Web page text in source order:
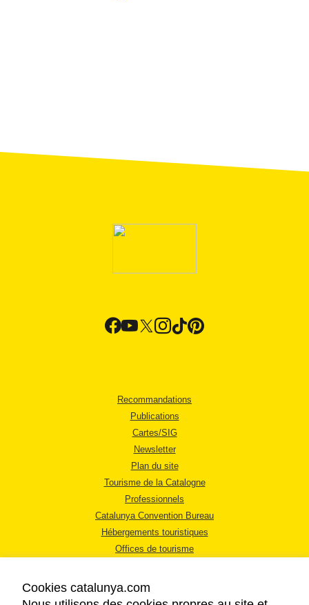
Recommandations
Publications
Cartes/SIG
Newsletter
Plan du site
Tourisme de la Catalogne
Professionnels
Catalunya Convention Bureau
Hébergements touristiques
Offices de tourisme
Cookies catalunya.com